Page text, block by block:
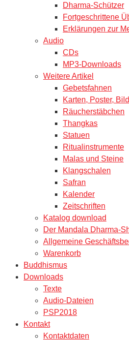
Dharma-Schützer
Fortgeschrittene
Erklärungen zur
Audio
CDs
MP3-Downloads
Weitere Artikel
Gebetsfahnen
Karten, Poster,
Räucherstäbchen
Thangkas
Statuen
Ritualinstrumente
Malas und Steine
Klangschalen
Safran
Kalender
Zeitschriften
Katalog download
Der Mandala Dharma-
Allgemeine
Warenkorb
Buddhismus
Downloads
Texte
Audio-Dateien
PSP2018
Kontakt
Kontaktdaten